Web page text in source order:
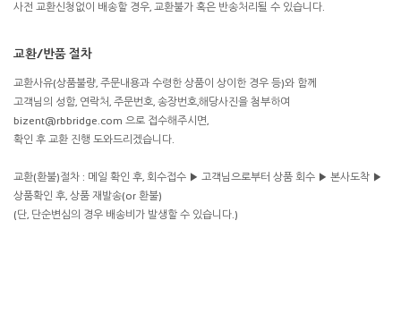
사전 교환신청없이 배송할 경우, 교환불가 혹은 반송처리될 수 있습니다.
교환/반품 절차
교환사유(상품불량, 주문내용과 수령한 상품이 상이한 경우 등)와 함께
고객님의 성함, 연락처, 주문번호, 송장번호,해당사진을 첨부하여
bizent@rbbridge.com 으로 접수해주시면,
확인 후 교환 진행 도와드리겠습니다.
교환(환불)절차 : 메일 확인 후, 회수접수 ▶ 고객님으로부터 상품 회수 ▶ 본사도착 ▶
상품확인 후, 상품 재발송(or 환불)
(단, 단순변심의 경우 배송비가 발생할 수 있습니다.)